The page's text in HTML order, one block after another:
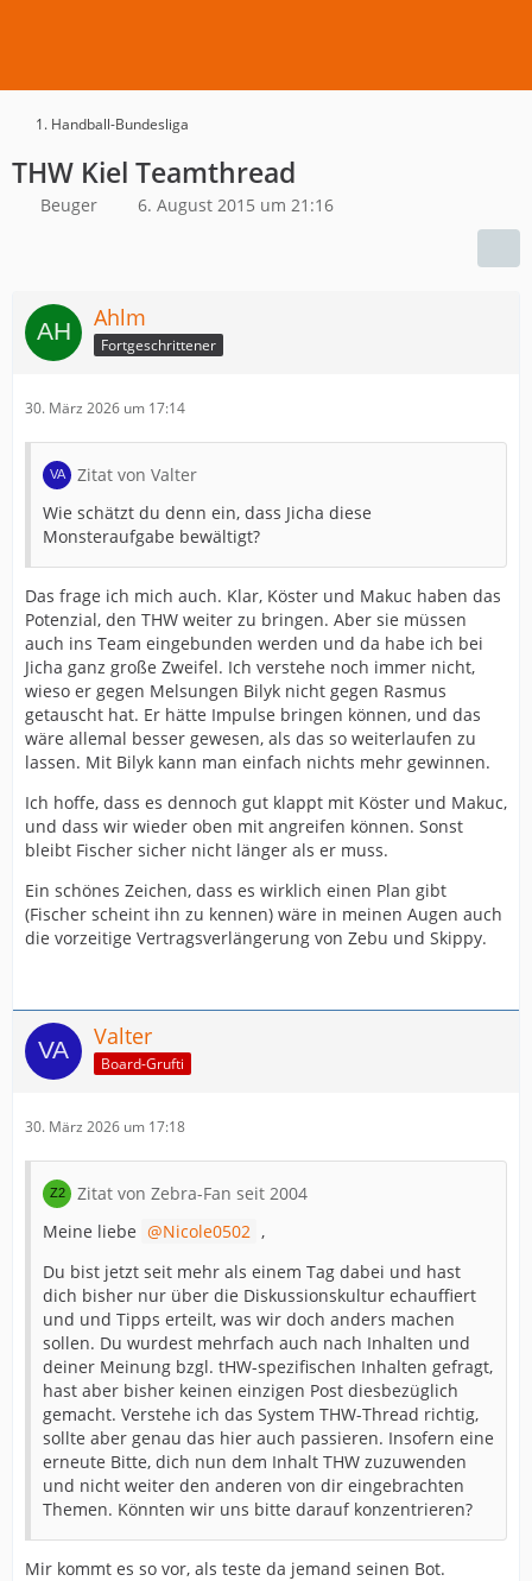
1. Handball-Bundesliga
THW Kiel Teamthread
Beuger 6. August 2015 um 21:16
Ahlm
Fortgeschrittener
30. März 2026 um 17:14
Zitat von Valter
Wie schätzt du denn ein, dass Jicha diese
Monsteraufgabe bewältigt?
Das frage ich mich auch. Klar, Köster und Makuc haben das
Potenzial, den THW weiter zu bringen. Aber sie müssen
auch ins Team eingebunden werden und da habe ich bei
Jicha ganz große Zweifel. Ich verstehe noch immer nicht,
wieso er gegen Melsungen Bilyk nicht gegen Rasmus
getauscht hat. Er hätte Impulse bringen können, und das
wäre allemal besser gewesen, als das so weiterlaufen zu
lassen. Mit Bilyk kann man einfach nichts mehr gewinnen.
Ich hoffe, dass es dennoch gut klappt mit Köster und Makuc,
und dass wir wieder oben mit angreifen können. Sonst
bleibt Fischer sicher nicht länger als er muss.
Ein schönes Zeichen, dass es wirklich einen Plan gibt
(Fischer scheint ihn zu kennen) wäre in meinen Augen auch
die vorzeitige Vertragsverlängerung von Zebu und Skippy.
Valter
Board-Grufti
30. März 2026 um 17:18
Zitat von Zebra-Fan seit 2004
Meine liebe
Nicole0502 ,
Du bist jetzt seit mehr als einem Tag dabei und hast
dich bisher nur über die Diskussionskultur echauffiert
und und Tipps erteilt, was wir doch anders machen
sollen. Du wurdest mehrfach auch nach Inhalten und
deiner Meinung bzgl. tHW-spezifischen Inhalten gefragt,
hast aber bisher keinen einzigen Post diesbezüglich
gemacht. Verstehe ich das System THW-Thread richtig,
sollte aber genau das hier auch passieren. Insofern eine
erneute Bitte, dich nun dem Inhalt THW zuzuwenden
und nicht weiter den anderen von dir eingebrachten
Themen. Könnten wir uns bitte darauf konzentrieren?
Mir kommt es so vor, als teste da jemand seinen Bot.